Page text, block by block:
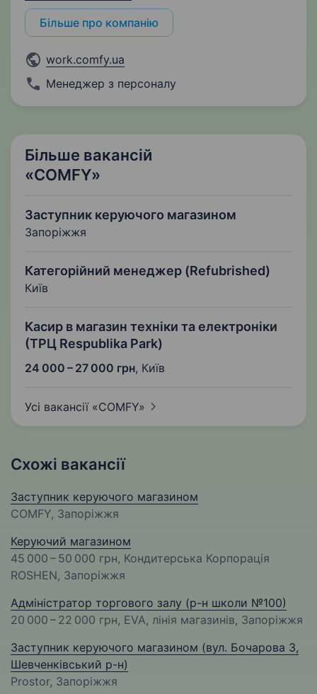
Більше про компанію
work.comfy.ua
Менеджер з персоналу
Більше вакансій
«COMFY»
Заступник керуючого магазином
Запоріжжя
Категорійний менеджер (Refubrished)
Київ
Касир в магазин техніки та електроніки
(ТРЦ Respublika Park)
24 000 – 27 000 грн, Київ
Усі вакансії «COMFY»
Схожі вакансії
Заступник керуючого магазином
COMFY, Запоріжжя
Керуючий магазином
45 000 – 50 000 грн, Кондитерська Корпорація
ROSHEN, Запоріжжя
Адміністратор торгового залу (р-н школи №100)
20 000 – 22 000 грн, EVA, лінія магазинів, Запоріжжя
Заступник керуючого магазином (вул. Бочарова 3,
Шевченківський р-н)
Prostor, Запоріжжя